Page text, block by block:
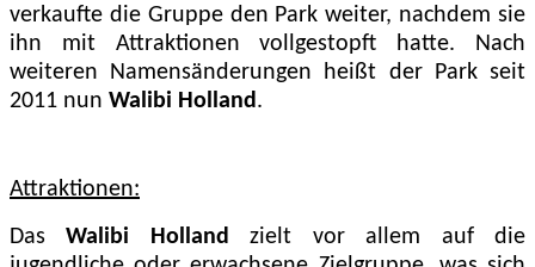
verkaufte die Gruppe den Park weiter, nachdem sie
ihn mit Attraktionen vollgestopft hatte. Nach
weiteren Namensänderungen heißt der Park seit
2011 nun Walibi Holland.
Attraktionen:
DasWalibi Holland zielt vor allem auf die